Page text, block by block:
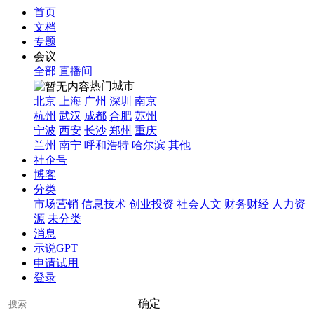
首页
文档
专题
会议
全部 直播间
热门城市
北京
上海 广州 深圳 南京
杭州 武汉 成都 合肥 苏州
宁波 西安 长沙 郑州 重庆
兰州 南宁 呼和浩特 哈尔滨 其他
社企号
博客
分类
市场营销 信息技术 创业投资 社会人文 财务财经 人力资
源 未分类
消息
示说GPT
申请试用
登录
确定